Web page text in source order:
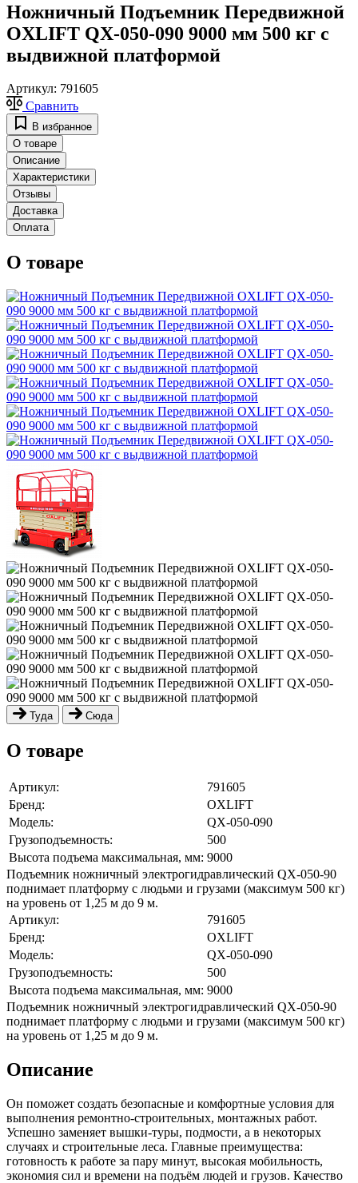
Ножничный Подъемник Передвижной
OXLIFT QX-050-090 9000 мм 500 кг с
выдвижной платформой
Артикул: 791605
Сравнить
В избранное
О товаре
Описание
Характеристики
Отзывы
Доставка
Оплата
О товаре
Туда Сюда
О товаре
Артикул:
791605
Бренд:
OXLIFT
Модель:
QX-050-090
Грузоподъемность:
500
Высота подъема максимальная, мм: 9000
Подъемник ножничный электрогидравлический QX-050-90
поднимает платформу с людьми и грузами (максимум 500 кг)
на уровень от 1,25 м до 9 м.
Артикул:
791605
Бренд:
OXLIFT
Модель:
QX-050-090
Грузоподъемность:
500
Высота подъема максимальная, мм: 9000
Подъемник ножничный электрогидравлический QX-050-90
поднимает платформу с людьми и грузами (максимум 500 кг)
на уровень от 1,25 м до 9 м.
Описание
Он поможет создать безопасные и комфортные условия для
выполнения ремонтно-строительных, монтажных работ.
Успешно заменяет вышки-туры, подмости, а в некоторых
случаях и строительные леса. Главные преимущества:
готовность к работе за пару минут, высокая мобильность,
экономия сил и времени на подъём людей и грузов. Качество